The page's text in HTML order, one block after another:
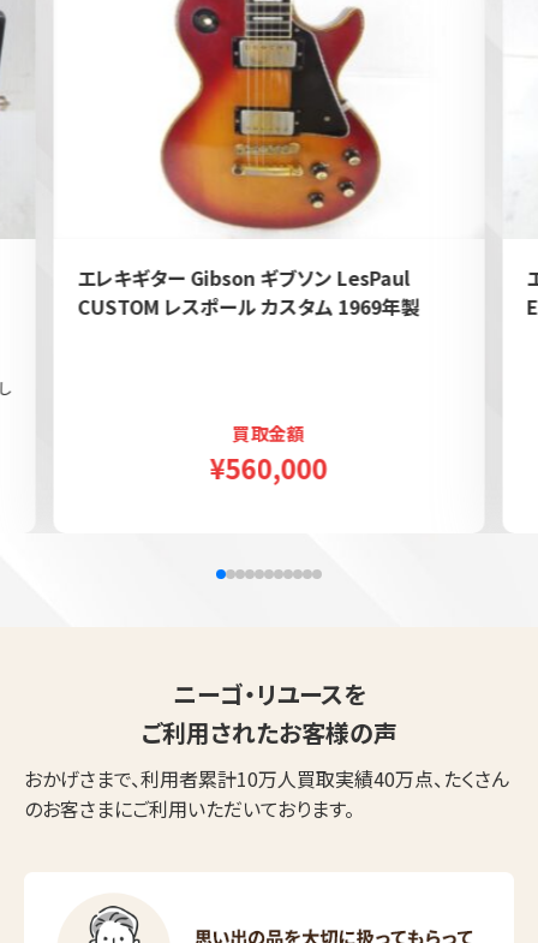
エレキギター Gibson ギブソン LesPaul
CUSTOM レスポール カスタム 1969年製
買取金額
¥560,000
ニーゴ・リユースを
ご利用されたお客様の声
おかげさまで、利用者累計10万人買取実績40万点、たくさん
のお客さまにご利用いただいております。